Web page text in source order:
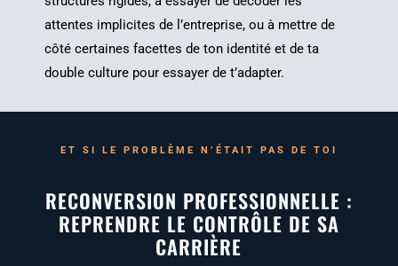
attentes impli­cites de l’en­tre­prise, ou à mettre de
côté cer­taines facettes de ton iden­ti­té et de ta
double culture pour essayer de t’adapter.
ET SI LE PRO­BLÈME N’É­TAIT PAS DE TOI
RECONVERSION PROFESSIONNELLE :
REPRENDRE LE CONTRÔLE DE SA
CARRIÈRE